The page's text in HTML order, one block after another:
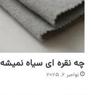
چه نقره ای سیاه نمیشه
نوامبر 6, 2025